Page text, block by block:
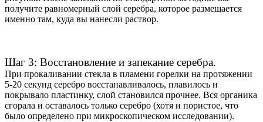
получите равномерный слой серебра, которое размещается
именно там, куда вы нанесли раствор.
Шаг 3: Восстановление и запекание серебра.
При прокаливании стекла в пламени горелки на протяжении
5-20 секунд серебро восстанавливалось, плавилось и
покрывало пластинку, слой становился прочнее. Вся органика
сгорала и оставалось только серебро (хотя и пористое, что
было определено при микроскопическом исследовании).